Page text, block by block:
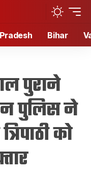
Bihar
पुराने
पुलिस ने
को